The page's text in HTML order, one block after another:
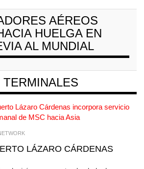
AÉREOS
HUELGA EN
AL MUNDIAL
LÁZARO CÁRDENAS